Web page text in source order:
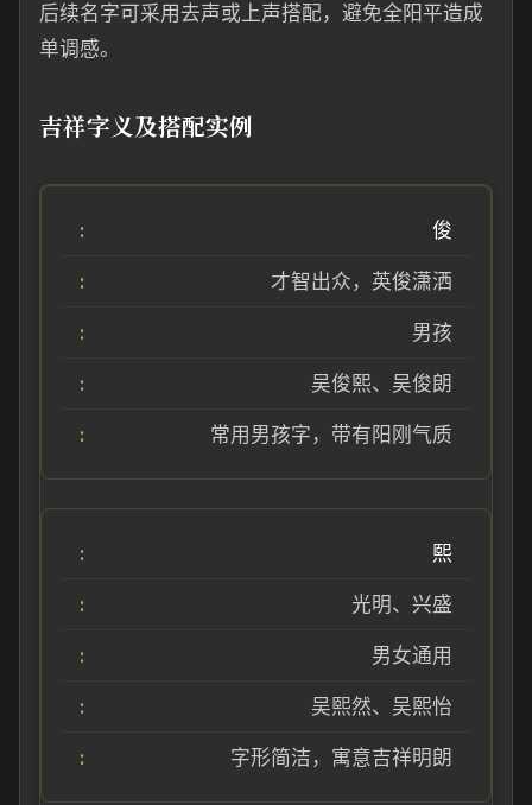
后续名字可采用去声或上声搭配，避免全阳平造成
单调感。
吉祥字义及搭配实例
俊
才智出众，英俊潇洒
男孩
吴俊熙、吴俊朗
常用男孩字，带有阳刚气质
熙
光明、兴盛
男女通用
吴熙然、吴熙怡
字形简洁，寓意吉祥明朗